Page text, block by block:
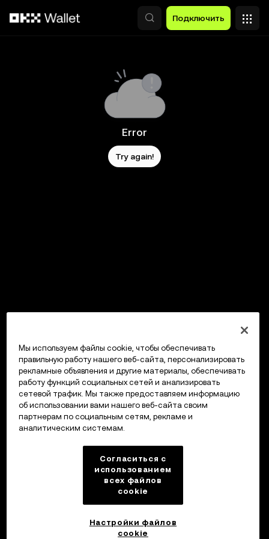
Подключить
Error
Try again!
Мы используем файлы cookie, чтобы обеспечивать
правильную работу нашего веб-сайта, персонализировать
рекламные объявления и другие материалы, обеспечивать
работу функций социальных сетей и анализировать
сетевой трафик. Мы также предоставляем информацию
об использовании вами нашего веб-сайта своим
партнерам по социальным сетям, рекламе и
аналитическим системам.
Согласиться с
использованием
всех файлов
cookie
Настройки файлов
cookie